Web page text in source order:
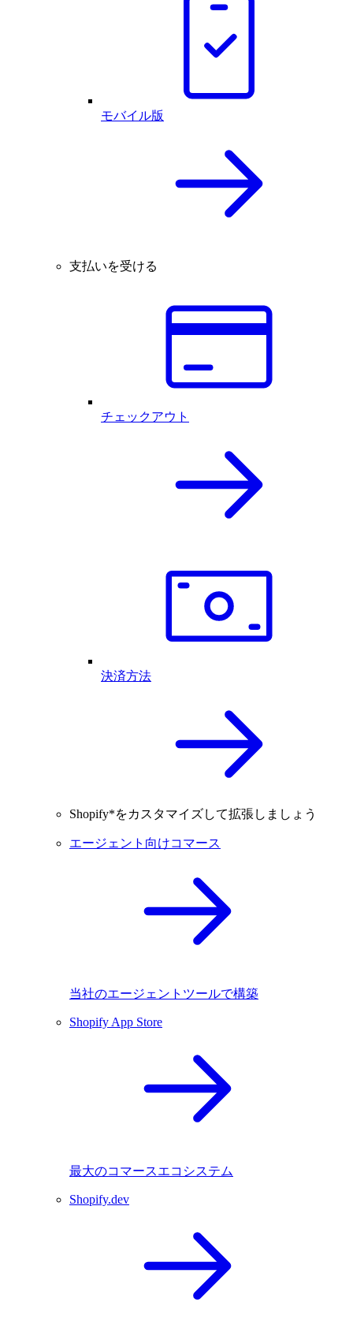
モバイル版
支払いを受ける
チェックアウト
決済方法
Shopify*をカスタマイズして拡張しましょう
エージェント向けコマース
当社のエージェントツールで構築
Shopify App Store
最大のコマースエコシステム
Shopify.dev